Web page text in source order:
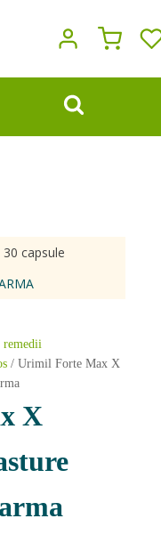
30 capsule
remedii
/ Urimil Forte Max X
X